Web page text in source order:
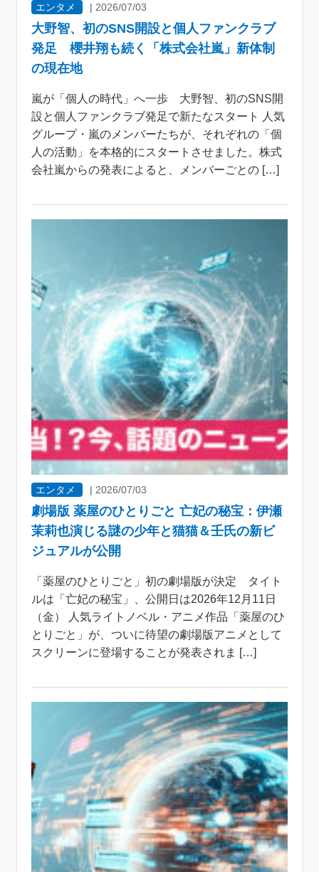
エンタメ | 2026/07/03
大野智、初のSNS開設と個人ファンクラブ
発足 櫻井翔も続く「株式会社嵐」新体制
の現在地
嵐が「個人の時代」へ一歩 大野智、初のSNS開
設と個人ファンクラブ発足で新たなスタート 人気
グループ・嵐のメンバーたちが、それぞれの「個
人の活動」を本格的にスタートさせました。株式
会社嵐からの発表によると、メンバーごとの […]
エンタメ | 2026/07/03
劇場版 薬屋のひとりごと 亡妃の秘宝：伊瀬
茉莉也演じる謎の少年と猫猫＆壬氏の新ビ
ジュアルが公開
「薬屋のひとりごと」初の劇場版が決定 タイト
ルは「亡妃の秘宝」、公開日は2026年12月11日
（金） 人気ライトノベル・アニメ作品「薬屋のひ
とりごと」が、ついに待望の劇場版アニメとして
スクリーンに登場することが発表されま […]